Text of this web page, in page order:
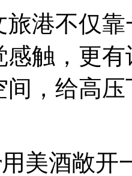
不仅靠
感触，更
间，给高
酒敞开